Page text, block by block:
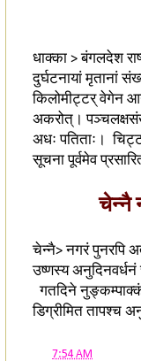
धाक्का > बंगलदेश
दुर्घटनायां मृतानां
किलोमीट्टर् वेगेन
अकरोत्।
अधः पतिताः।
सूचना पूर्वमेव
चेन्नै
चेन्नै> नगरं पुनरपि
उष्णस्य
गतदिने नुङ्कम्पाक्कं
डिग्रीमित तापश्च
7:54 AM